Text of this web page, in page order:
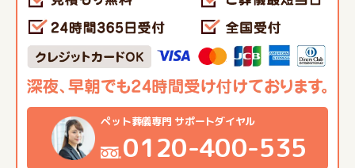
ペット葬儀専門 サポートダイヤル
0120-400-535